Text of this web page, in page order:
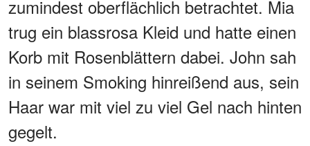
zumindest oberflächlich betrachtet. Mia
trug ein blassrosa Kleid und hatte einen
Korb mit Rosenblättern dabei. John sah
in seinem Smoking hinreißend aus, sein
Haar war mit viel zu viel Gel nach hinten
gegelt.